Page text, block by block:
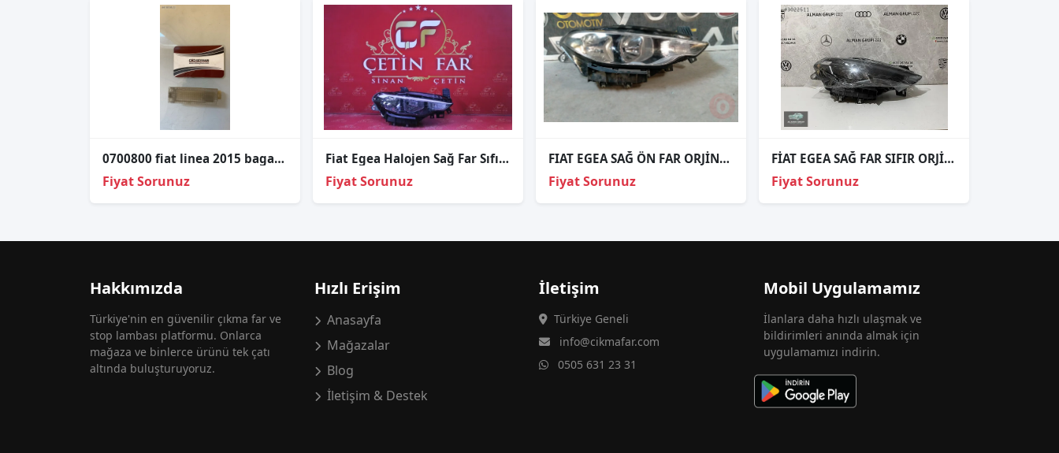
0700800 fiat linea 2015 bagaj - iç aydınlatma lambası
Fiyat Sorunuz
Fi̇at Egea Halojen Sağ Far Sıfır Orj Si̇yah 2018-2020
Fiyat Sorunuz
FIAT EGEA SAĞ ÖN FAR ORJİNAL ÇIKMA PARÇALARI
Fiyat Sorunuz
FİAT EGEA SAĞ FAR SIFIR ORJİNAL
Fiyat Sorunuz
Hakkımızda
Türkiye'nin en güvenilir çıkma far ve
stop lambası platformu. Onlarca
mağaza ve binlerce ürünü tek çatı
altında buluşturuyoruz.
Hızlı Erişim
Anasayfa
Mağazalar
Blog
İletişim & Destek
İletişim
Türkiye Geneli
info@cikmafar.com
0505 631 23 31
Mobil Uygulamamız
İlanlara daha hızlı ulaşmak ve
bildirimleri anında almak için
uygulamamızı indirin.